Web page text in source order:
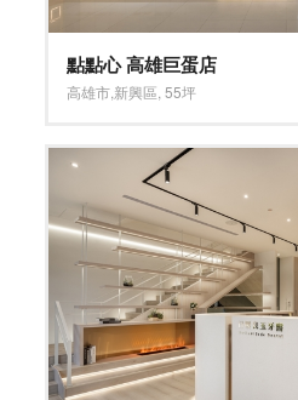
點點心 高雄巨蛋店
高雄市 新興區 ,55坪